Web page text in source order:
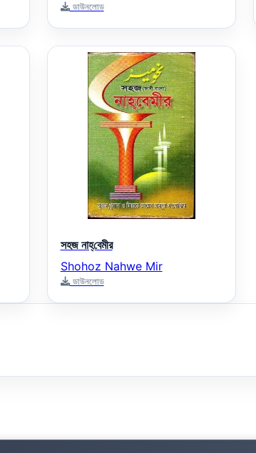
ডাউনলোড
সহজ নাহ্‌বেমীর
Shohoz Nahwe Mir
ডাউনলোড